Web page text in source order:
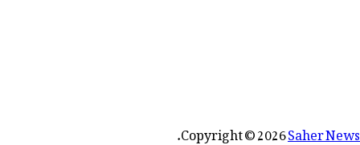
Copyright © 2026Saher News
.